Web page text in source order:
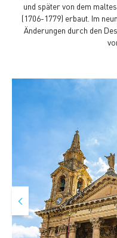
und später von dem
(1706-1779) erbaut. Im
Änderungen durch den